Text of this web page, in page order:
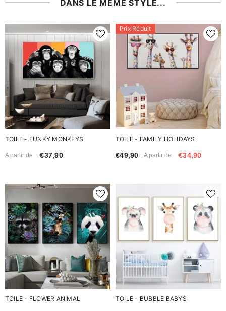
DANS LE MÊME STYLE...
TOILE - FUNKY MONKEYS
A partir de €37,90
Prix Réduit
TOILE - FAMILY HOLIDAYS
€49,90 A partir de €34,90
TOILE - FLOWER ANIMAL TOILE - BUBBLE BABYS